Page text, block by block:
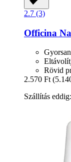
2.7 (3)
Officina
Rövid
2.570 Ft
Szállítás